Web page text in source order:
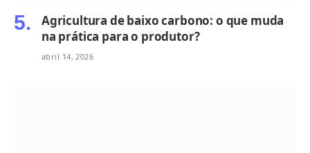
Agricultura de baixo carbono: o que muda
na prática para o produtor?
abril 14, 2026